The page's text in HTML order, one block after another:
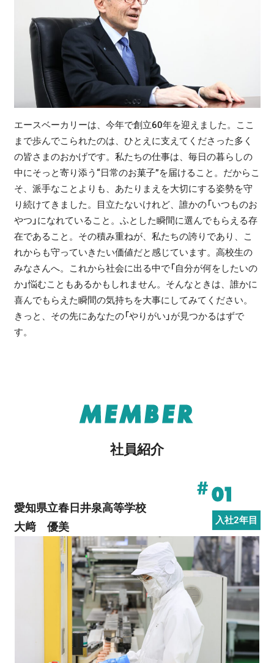
エースベーカリーは、今年で創立60年を迎えました。ここ
まで歩んでこられたのは、ひとえに支えてくださった多く
の皆さまのおかげです。私たちの仕事は、毎日の暮らしの
中にそっと寄り添う“日常のお菓子”を届けること。だからこ
そ、派手なことよりも、あたりまえを大切にする姿勢を守
り続けてきました。目立たないけれど、誰かの「いつものお
やつ」になれていること。ふとした瞬間に選んでもらえる存
在であること。その積み重ねが、私たちの誇りであり、こ
れからも守っていきたい価値だと感じています。高校生の
みなさんへ。これから社会に出る中で「自分が何をしたいの
か」悩むこともあるかもしれません。そんなときは、誰かに
喜んでもらえた瞬間の気持ちを大事にしてみてください。
きっと、その先にあなたの「やりがい」が見つかるはずで
す。
MEMBER
社員紹介
愛知県立春日井泉高等学校
大﨑 優美
#01
入社2年目